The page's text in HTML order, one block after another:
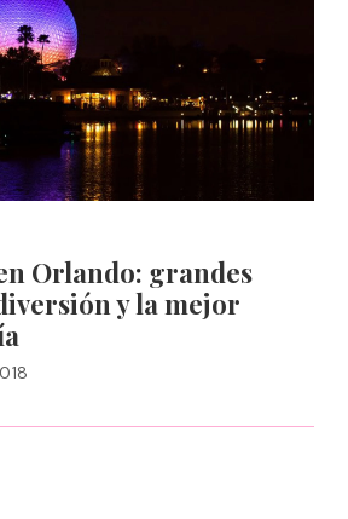
Orlando: grandes
y la mejor